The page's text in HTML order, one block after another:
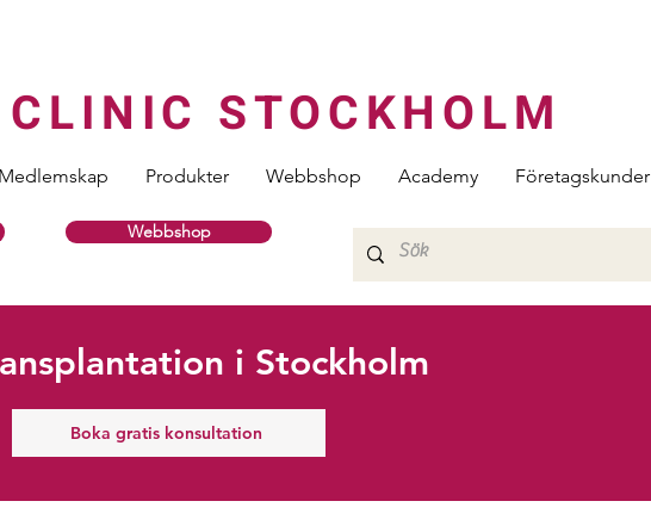
STOCKHOLM
Medlemskap Produkter Webbshop Academy Företagskunder
Webbshop
i Stockholm
Boka gratis konsultation